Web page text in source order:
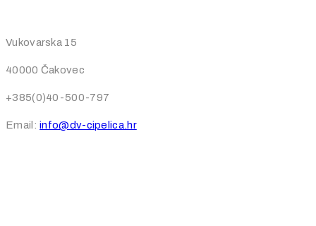
Vukovarska 15
40000 Čakovec
+385(0)40-500-797
Email:info@dv-cipelica.hr